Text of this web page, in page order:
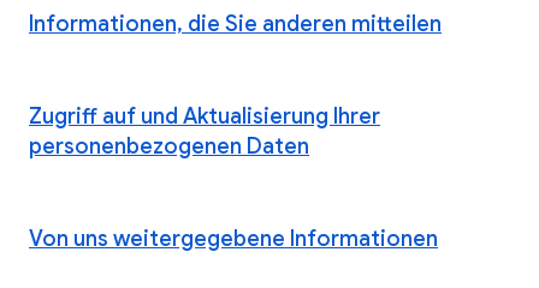
Informationen, die Sie anderen mitteilen
Zugriff auf und Aktualisierung Ihrer
personenbezogenen Daten
Von uns weitergegebene Informationen